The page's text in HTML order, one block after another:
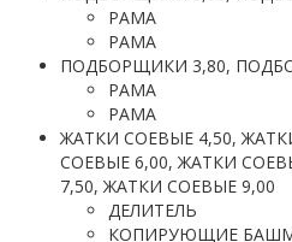
РАМА
РАМА
ПОДБОРЩИКИ 3,80,
РАМА
РАМА
ЖАТКИ СОЕВЫЕ 4,50,
СОЕВЫЕ 6,00, ЖАТКИ
7,50, ЖАТКИ СОЕВЫЕ 9,00
ДЕЛИТЕЛЬ
КОПИРУЮЩИЕ